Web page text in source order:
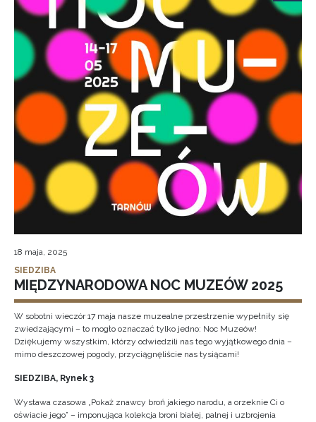
18 maja, 2025
SIEDZIBA
MIĘDZYNARODOWA NOC MUZEÓW 2025
W sobotni wieczór 17 maja nasze muzealne przestrzenie wypełniły się
zwiedzającymi – to mogło oznaczać tylko jedno: Noc Muzeów!
Dziękujemy wszystkim, którzy odwiedzili nas tego wyjątkowego dnia –
mimo deszczowej pogody, przyciągnęliście nas tysiącami!
SIEDZIBA, Rynek 3
Wystawa czasowa „Pokaż znawcy broń jakiego narodu, a orzeknie Ci o
oświacie jego” – imponująca kolekcja broni białej, palnej i uzbrojenia